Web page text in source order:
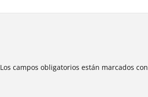
Los campos obligatorios están marcados con